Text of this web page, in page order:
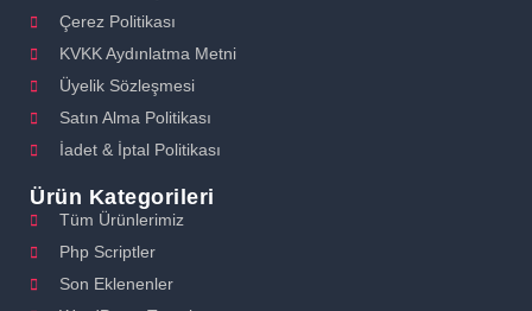
Çerez Politikası
KVKK Aydınlatma Metni
Üyelik Sözleşmesi
Satın Alma Politikası
İadet & İptal Politikası
Ürün Kategorileri
Tüm Ürünlerimiz
Php Scriptler
Son Eklenenler